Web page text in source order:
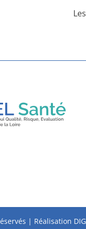
| Réalisation